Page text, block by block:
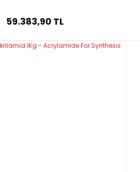
59.383,90 TL